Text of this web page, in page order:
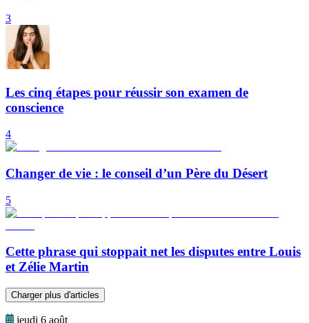
3
Les cinq étapes pour réussir son examen de
conscience
4
Changer de vie : le conseil d’un Père du Désert
5
Cette phrase qui stoppait net les disputes entre Louis
et Zélie Martin
Charger plus d'articles
jeudi 6 août